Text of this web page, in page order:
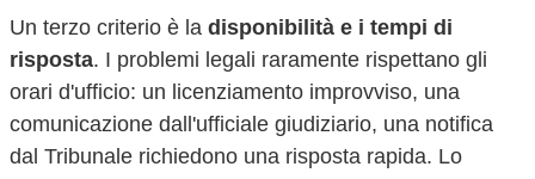
Un terzo criterio è la disponibilità e i tempi di
risposta. I problemi legali raramente rispettano gli
orari d'ufficio: un licenziamento improvviso, una
comunicazione dall'ufficiale giudiziario, una notifica
dal Tribunale richiedono una risposta rapida. Lo